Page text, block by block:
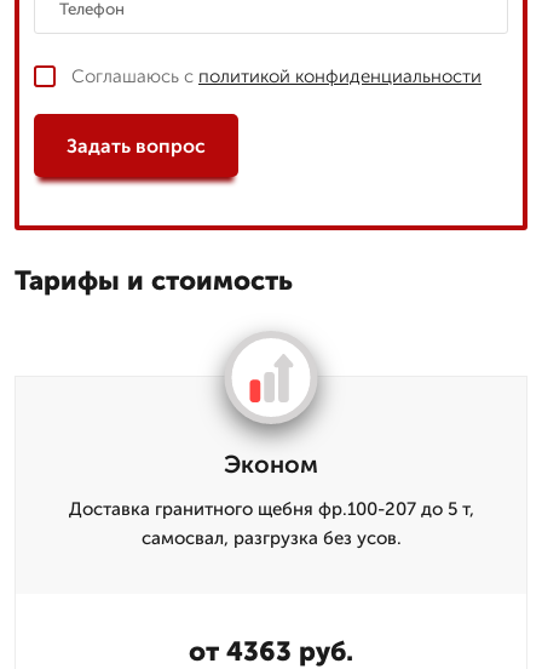
Соглашаюсь с политикой конфиденциальности
Задать вопрос
Тарифы и стоимость
Эконом
Доставка гранитного щебня фр.100-207 до 5 т,
самосвал, разгрузка без усов.
от 4363 руб.